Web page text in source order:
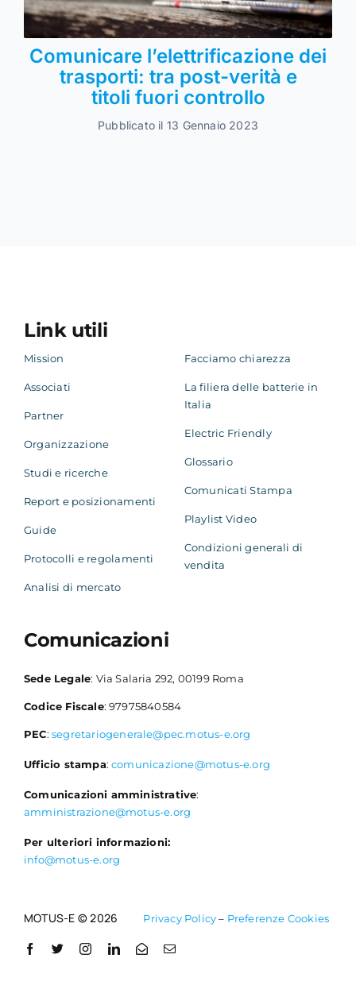
Comunicare l’elettrificazione dei
trasporti: tra post-verità e
titoli fuori controllo
Pubblicato il 13 Gennaio 2023
Link utili
Mission
Associati
Partner
Organizzazione
Studi e ricerche
Report e posizionamenti
Guide
Protocolli e regolamenti
Analisi di mercato
Facciamo chiarezza
La filiera delle batterie in
Italia
Electric Friendly
Glossario
Comunicati Stampa
Playlist Video
Condizioni generali di
vendita
Comunicazioni
Sede Legale: Via Salaria 292, 00199 Roma
Codice Fiscale: 97975840584
PEC: segretariogenerale@pec.motus-e.org
Ufficio stampa:comunicazione@motus-e.org
Comunicazioni amministrative:
amministrazione@motus-e.org
Per ulteriori informazioni:
info@motus-e.org
MOTUS-E © 2026 Privacy Policy– Preferenze Cookies